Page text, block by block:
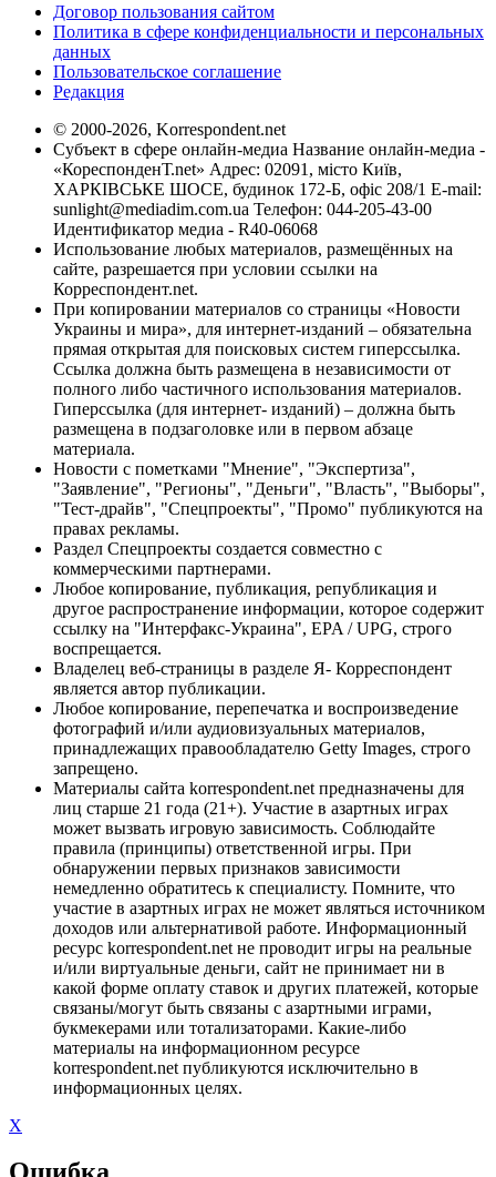
Договор пользования сайтом
Политика в сфере конфиденциальности и персональных
данных
Пользовательское соглашение
Редакция
© 2000-2026, Korrespondent.net
Субъект в сфере онлайн-медиа Название онлайн-медиа -
«КореспонденТ.net» Адрес: 02091, місто Київ,
ХАРКІВСЬКЕ ШОСЕ, будинок 172-Б, офіс 208/1 E-mail:
sunlight@mediadim.com.ua Телефон: 044-205-43-00
Идентификатор медиа - R40-06068
Использование любых материалов, размещённых на
сайте, разрешается при условии ссылки на
Корреспондент.net.
При копировании материалов со страницы «Новости
Украины и мира», для интернет-изданий – обязательна
прямая открытая для поисковых систем гиперссылка.
Ссылка должна быть размещена в независимости от
полного либо частичного использования материалов.
Гиперссылка (для интернет- изданий) – должна быть
размещена в подзаголовке или в первом абзаце
материала.
Новости с пометками "Мнение", "Экспертиза",
"Заявление", "Регионы", "Деньги", "Власть", "Выборы",
"Тест-драйв", "Спецпроекты", "Промо" публикуются на
правах рекламы.
Раздел Спецпроекты создается совместно с
коммерческими партнерами.
Любое копирование, публикация, републикация и
другое распространение информации, которое содержит
ссылку на "Интерфакс-Украина", EPA / UPG, строго
воспрещается.
Владелец веб-страницы в разделе Я- Корреспондент
является автор публикации.
Любое копирование, перепечатка и воспроизведение
фотографий и/или аудиовизуальных материалов,
принадлежащих правообладателю Getty Images, строго
запрещено.
Материалы сайта korrespondent.net предназначены для
лиц старше 21 года (21+). Участие в азартных играх
может вызвать игровую зависимость. Соблюдайте
правила (принципы) ответственной игры. При
обнаружении первых признаков зависимости
немедленно обратитесь к специалисту. Помните, что
участие в азартных играх не может являться источником
доходов или альтернативой работе. Информационный
ресурс korrespondent.net не проводит игры на реальные
и/или виртуальные деньги, сайт не принимает ни в
какой форме оплату ставок и других платежей, которые
связаны/могут быть связаны с азартными играми,
букмекерами или тотализаторами. Какие-либо
материалы на информационном ресурсе
korrespondent.net публикуются исключительно в
информационных целях.
X